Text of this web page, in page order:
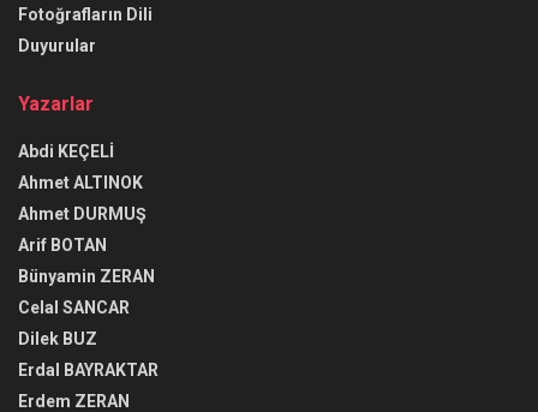
Fotoğrafların Dili
Duyurular
Yazarlar
Abdi KEÇELİ
Ahmet ALTINOK
Ahmet DURMUŞ
Arif BOTAN
Bünyamin ZERAN
Celal SANCAR
Dilek BUZ
Erdal BAYRAKTAR
Erdem ZERAN